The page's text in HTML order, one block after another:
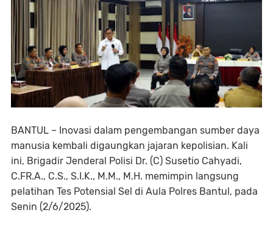
BANTUL – Inovasi dalam pengembangan sumber daya
manusia kembali digaungkan jajaran kepolisian. Kali
ini, Brigadir Jenderal Polisi Dr. (C) Susetio Cahyadi,
C.FR.A., C.S., S.I.K., M.M., M.H. memimpin langsung
pelatihan Tes Potensial Sel di Aula Polres Bantul, pada
Senin (2/6/2025).